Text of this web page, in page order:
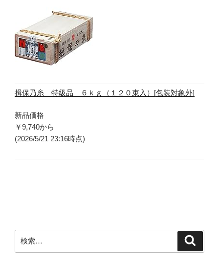
揖保乃糸 特級品 ６ｋｇ（１２０束入）[包装対象外]
新品価格
￥9,740から
(2026/5/21 23:16時点)